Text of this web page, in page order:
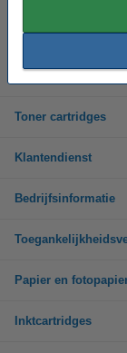
Toner cartridges
Klantendienst
Bedrijfsinformatie
Papier en
Inktcartridges